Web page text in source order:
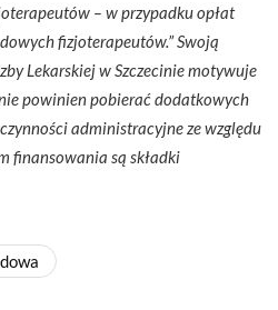
– w przypadku opłat
fizjoterapeutów.” Swoją
Lekarskiej w Szczecinie motywuje
powinien pobierać dodatkowych
administracyjne ze względu
finansowania są składki